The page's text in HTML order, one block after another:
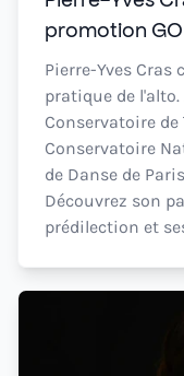
promotion
Pierre-Yves
pratique de l'alto.
Conservatoire
Conservatoire
de Danse de
Découvrez son
prédilection et